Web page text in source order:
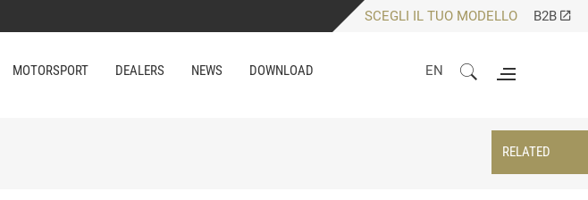
SCEGLI IL TUO MODELLO B2B
MOTORSPORT DEALERS NEWS DOWNLOAD EN
RELATED